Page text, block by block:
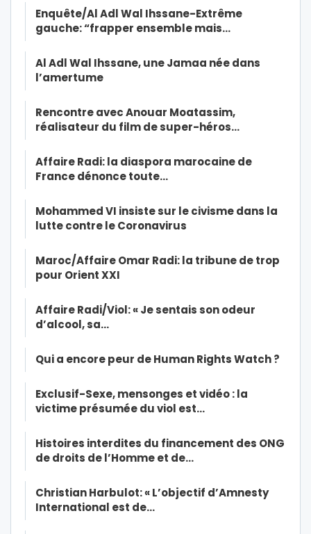
Enquête/Al Adl Wal Ihssane-Extrême
gauche: “frapper ensemble mais…
Al Adl Wal Ihssane, une Jamaa née dans
l’amertume
Rencontre avec Anouar Moatassim,
réalisateur du film de super-héros…
Affaire Radi: la diaspora marocaine de
France dénonce toute…
Mohammed VI insiste sur le civisme dans la
lutte contre le Coronavirus
Maroc/Affaire Omar Radi: la tribune de trop
pour Orient XXI
Affaire Radi/Viol: « Je sentais son odeur
d’alcool, sa…
Qui a encore peur de Human Rights Watch ?
Exclusif-Sexe, mensonges et vidéo : la
victime présumée du viol est…
Histoires interdites du financement des ONG
de droits de l’Homme et de…
Christian Harbulot: « L’objectif d’Amnesty
International est de…